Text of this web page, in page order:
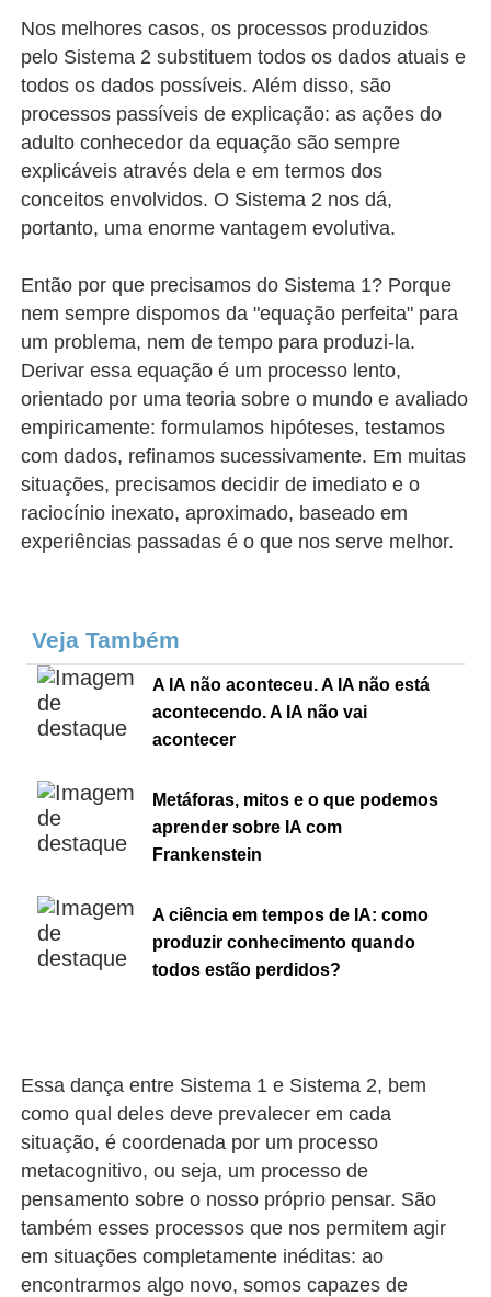
Nos melhores casos, os processos produzidos
pelo Sistema 2 substituem todos os dados atuais e
todos os dados possíveis. Além disso, são
processos passíveis de explicação: as ações do
adulto conhecedor da equação são sempre
explicáveis através dela e em termos dos
conceitos envolvidos. O Sistema 2 nos dá,
portanto, uma enorme vantagem evolutiva.
Então por que precisamos do Sistema 1? Porque
nem sempre dispomos da "equação perfeita" para
um problema, nem de tempo para produzi-la.
Derivar essa equação é um processo lento,
orientado por uma teoria sobre o mundo e avaliado
empiricamente: formulamos hipóteses, testamos
com dados, refinamos sucessivamente. Em muitas
situações, precisamos decidir de imediato e o
raciocínio inexato, aproximado, baseado em
experiências passadas é o que nos serve melhor.
Veja Também
A IA não aconteceu. A IA não está
acontecendo. A IA não vai
acontecer
Metáforas, mitos e o que podemos
aprender sobre IA com
Frankenstein
A ciência em tempos de IA: como
produzir conhecimento quando
todos estão perdidos?
Essa dança entre Sistema 1 e Sistema 2, bem
como qual deles deve prevalecer em cada
situação, é coordenada por um processo
metacognitivo, ou seja, um processo de
pensamento sobre o nosso próprio pensar. São
também esses processos que nos permitem agir
em situações completamente inéditas: ao
encontrarmos algo novo, somos capazes de